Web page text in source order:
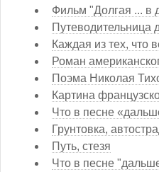
Фильм "Долгая ... в
Путеводительница
Каждая из тех, что
Роман
Поэма Николая
Картина
Что в песне
Грунтовка,
Путь, стезя
Что в песне